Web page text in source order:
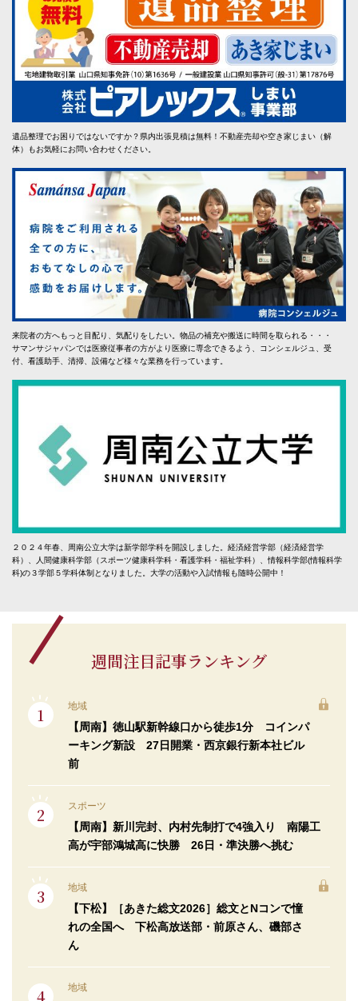
遺品整理でお困りではないですか？県内出張見積は無料！不動産売却や空き家じまい（解
体）もお気軽にお問い合わせください。
来院者の方へもっと目配り、気配りをしたい。物品の補充や搬送に時間を取られる・・・
サマンサジャパンでは医療従事者の方がより医療に専念できるよう、コンシェルジュ、受
付、看護助手、清掃、設備など様々な業務を行っています。
２０２４年春、周南公立大学は新学部学科を開設しました。経済経営学部（経済経営学
科）、人間健康科学部（スポーツ健康科学科・看護学科・福祉学科）、情報科学部(情報科学
科)の３学部５学科体制となりました。大学の活動や入試情報も随時公開中！
週間注目記事ランキング
地域
【周南】徳山駅新幹線口から徒歩1分 コインパ
ーキング新設 27日開業・西京銀行新本社ビル
前
スポーツ
【周南】新川完封、内村先制打で4強入り 南陽工
高が宇部鴻城高に快勝 26日・準決勝へ挑む
地域
【下松】［あきた総文2026］総文とNコンで憧
れの全国へ 下松高放送部・前原さん、磯部さ
ん
地域